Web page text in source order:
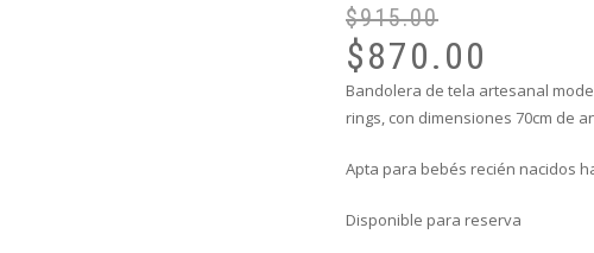
$915.00
$870.00
Bandolera de tela artesanal
rings, con dimensiones 70cm de
Apta para bebés recién nacidos
Disponible para reserva